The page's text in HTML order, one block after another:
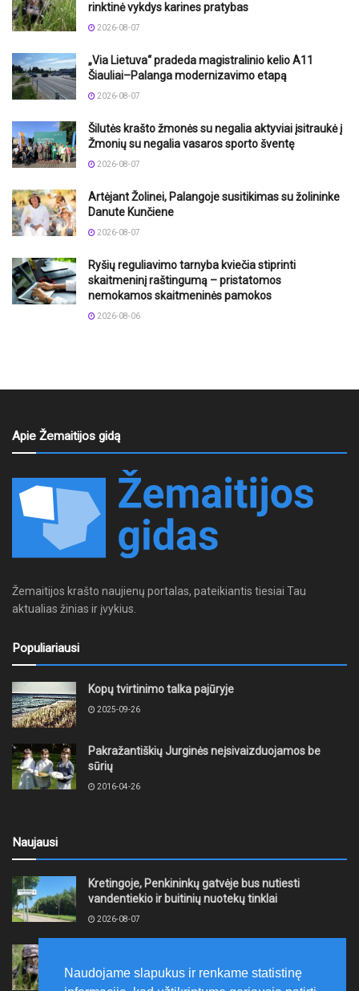
rinktinė vykdys karines pratybas
2026-08-07
„Via Lietuva“ pradeda magistralinio kelio A11
Šiauliai–Palanga modernizavimo etapą
2026-08-07
Šilutės krašto žmonės su negalia aktyviai įsitraukė į
Žmonių su negalia vasaros sporto šventę
2026-08-07
Artėjant Žolinei, Palangoje susitikimas su žolininke
Danute Kunčiene
2026-08-07
Ryšių reguliavimo tarnyba kviečia stiprinti
skaitmeninį raštingumą – pristatomos
nemokamos skaitmeninės pamokos
2026-08-06
Apie Žemaitijos gidą
Žemaitijos krašto naujienų portalas, pateikiantis tiesiai Tau
aktualias žinias ir įvykius.
Populiariausi
Kopų tvirtinimo talka pajūryje
2025-09-26
Pakražantiškių Jurginės neįsivaizduojamos be
sūrių
2016-04-26
Naujausi
Kretingoje, Penkininkų gatvėje bus nutiesti
vandentiekio ir buitinių nuotekų tinklai
2026-08-07
rinktinė vykdys karines pratybas
2026-08-07
Naudojame slapukus ir renkame statistinę